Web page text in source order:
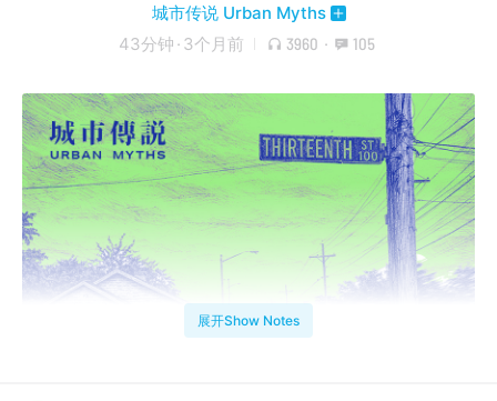
城市传说 Urban Myths
43分钟 · 3个月前 3960 · 105
展开Show Notes